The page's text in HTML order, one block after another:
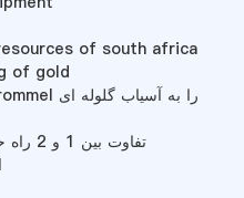
of south africa
of gold
تفاوت بین 1 و 2 راه حل نرم افزار آسمانی آسیاب قدیمی